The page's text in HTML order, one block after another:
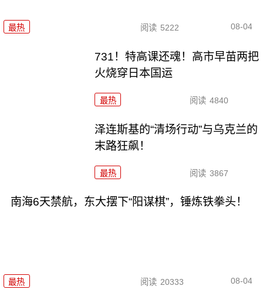
最热 阅读 5222 08-04
731！特高课还魂！高市早苗两把
火烧穿日本国运
最热 阅读 4840
泽连斯基的“清场行动”与乌克兰的
末路狂飙！
最热 阅读 3867
南海6天禁航，东大摆下“阳谋棋”，锤炼铁拳头！
最热 阅读 20333 08-04